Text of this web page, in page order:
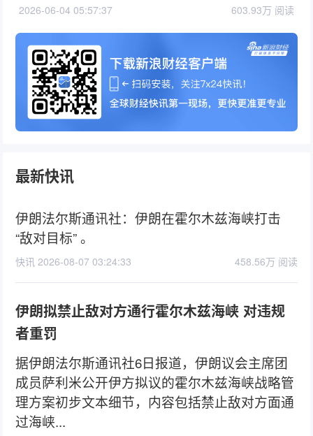
2026-06-04 05:57:37 603.93万 阅读
最新快讯
伊朗法尔斯通讯社：伊朗在霍尔木兹海峡打击
“敌对目标” 。
快讯 2026-08-07 03:24:33 458.56万 阅读
伊朗拟禁止敌对方通行霍尔木兹海峡 对违规
者重罚
据伊朗法尔斯通讯社6日报道，伊朗议会主席团
成员萨利米公开伊方拟议的霍尔木兹海峡战略管
理方案初步文本细节，内容包括禁止敌对方面通
过海峡...